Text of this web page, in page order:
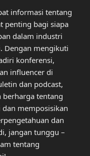
informasi tentang
penting bagi siapa
dalam industri
Dengan mengikuti
konferensi,
influencer di
dan podcast,
berharga tentang
memposisikan
dan
jangan tunggu –
tentang